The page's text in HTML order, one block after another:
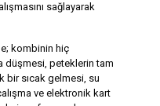
sağlayarak
kombinin hiç
düşmesi, peteklerin tam
bir sıcak gelmesi, su
ve elektronik kart